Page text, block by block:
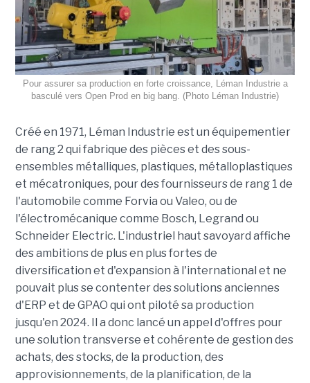
Pour assurer sa production en forte croissance, Léman Industrie a
basculé vers Open Prod en big bang. (Photo Léman Industrie)
Créé en 1971, Léman Industrie est un équipementier
de rang 2 qui fabrique des pièces et des sous-
ensembles métalliques, plastiques, métalloplastiques
et mécatroniques, pour des fournisseurs de rang 1 de
l'automobile comme Forvia ou Valeo, ou de
l'électromécanique comme Bosch, Legrand ou
Schneider Electric. L'industriel haut savoyard affiche
des ambitions de plus en plus fortes de
diversification et d'expansion à l'international et ne
pouvait plus se contenter des solutions anciennes
d'ERP et de GPAO qui ont piloté sa production
jusqu'en 2024. Il a donc lancé un appel d'offres pour
une solution transverse et cohérente de gestion des
achats, des stocks, de la production, des
approvisionnements, de la planification, de la